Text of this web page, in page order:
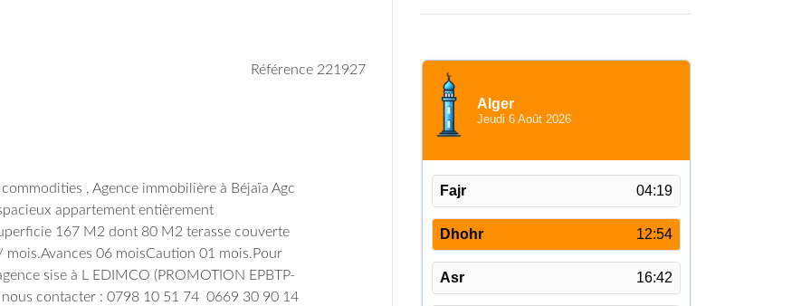
Référence 221927
, Agence immobilière à Béjaïa Agc
appartement entièrement
167 M2 dont 80 M2 terasse couverte
mois.Avances 06 moisCaution 01 mois.Pour
sise à L EDIMCO (PROMOTION EPBTP-
nous contacter : 0798 10 51 74 0669 30 90 14